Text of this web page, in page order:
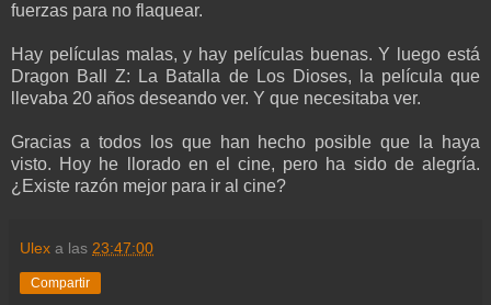
fuerzas para no flaquear.
Hay películas malas, y hay películas buenas. Y luego está
Dragon Ball Z: La Batalla de Los Dioses, la película que
llevaba 20 años deseando ver. Y que necesitaba ver.
Gracias a todos los que han hecho posible que la haya
visto. Hoy he llorado en el cine, pero ha sido de alegría.
¿Existe razón mejor para ir al cine?
Ulex a las 23:47:00
Compartir